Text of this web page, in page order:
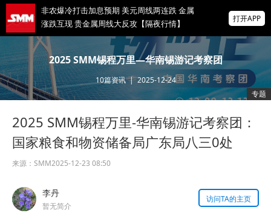
非农爆冷打击加息预期 美元周线两连跌 金属
涨跌互现 贵金属周线大反攻【隔夜行情】
海关总署：1~7月铜材进口降6.2% 稀土进口
降5.5%铝材出口增16.7%
爆冷！美国7月非农就业人数意外减少2.3万
前两月就业下修10.3万人
掌上有色
打开APP
2025 SMM锡程万里—华南锡游记考察团
10篇资讯|2025-12-24
专题
2025 SMM锡程万里-华南锡游记考察团：
国家粮食和物资储备局广东局八三0处
来源： SMM2025-12-23 08:50
李丹
暂无简介
访问TA的主页